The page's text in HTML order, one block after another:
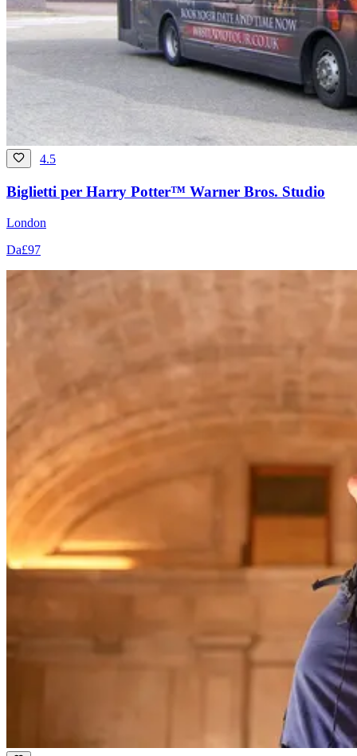
4.5
Biglietti per Harry Potter™ Warner Bros. Studio
London
Da£97